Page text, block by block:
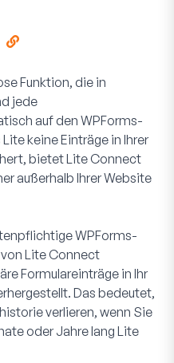
Funktion, die in
jede
auf den WPForms-
keine Einträge in Ihrer
bietet Lite Connect
außerhalb Ihrer Website
WPForms-
Lite Connect
Formulareinträge in Ihr
Das bedeutet,
verlieren, wenn Sie
oder Jahre lang Lite